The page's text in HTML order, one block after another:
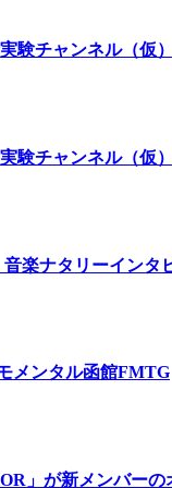
験チャンネル（仮
験チャンネル（
楽ナタリーインタ
メンタル函館FMTG
」が新メンバー